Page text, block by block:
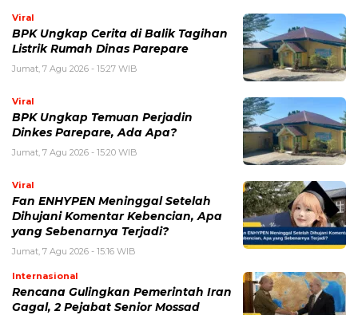
Viral
BPK Ungkap Cerita di Balik Tagihan
Listrik Rumah Dinas Parepare
Jumat, 7 Agu 2026 - 15:27 WIB
Viral
BPK Ungkap Temuan Perjadin
Dinkes Parepare, Ada Apa?
Jumat, 7 Agu 2026 - 15:20 WIB
Viral
Fan ENHYPEN Meninggal Setelah
Dihujani Komentar Kebencian, Apa
yang Sebenarnya Terjadi?
Jumat, 7 Agu 2026 - 15:16 WIB
Internasional
Rencana Gulingkan Pemerintah Iran
Gagal, 2 Pejabat Senior Mossad